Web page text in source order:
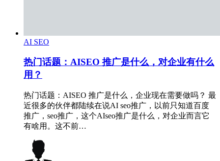
AI SEO
热门话题：AISEO 推广是什么，对企业有什么
用？
热门话题：AISEO 推广是什么，企业现在需要做吗？ 最
近很多的伙伴都陆续在说AI seo推广，以前只知道百度
推广，seo推广，这个AIseo推广是什么，对企业而言它
有啥用。这不前…